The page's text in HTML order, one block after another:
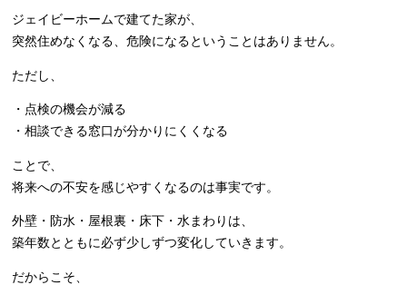
ジェイビーホームで建てた家が、
突然住めなくなる、危険になるということはありません。
ただし、
・点検の機会が減る
・相談できる窓口が分かりにくくなる
ことで、
将来への不安を感じやすくなるのは事実です。
外壁・防水・屋根裏・床下・水まわりは、
築年数とともに必ず少しずつ変化していきます。
だからこそ、